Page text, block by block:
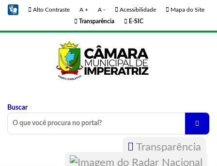
Alto Contraste A + A - Acessibilidade
Mapa do Site
Transparência
E-SIC
Buscar
Transparência